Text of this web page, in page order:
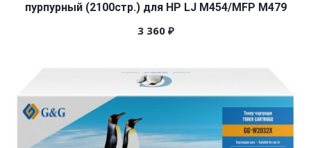
пурпурный (2100стр.) для HP LJ M454/MFP M479
3 360 ₽